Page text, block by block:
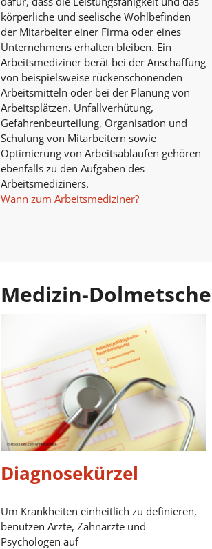
körperliche und seelische Wohlbefinden
der Mitarbeiter einer Firma oder eines
Unternehmens erhalten bleiben. Ein
Arbeitsmediziner berät bei der Anschaffung
von beispielsweise rückenschonenden
Arbeitsmitteln oder bei der Planung von
Arbeitsplätzen. Unfallverhütung,
Gefahrenbeurteilung, Organisation und
Schulung von Mitarbeitern sowie
Optimierung von Arbeitsabläufen gehören
ebenfalls zu den Aufgaben des
Arbeitsmediziners.
Wann zum Arbeitsmediziner?
Medizin-
Diagnosekürzel
Um Krankheiten einheitlich zu definieren,
benutzen Ärzte, Zahnärzte und
Psychologen auf